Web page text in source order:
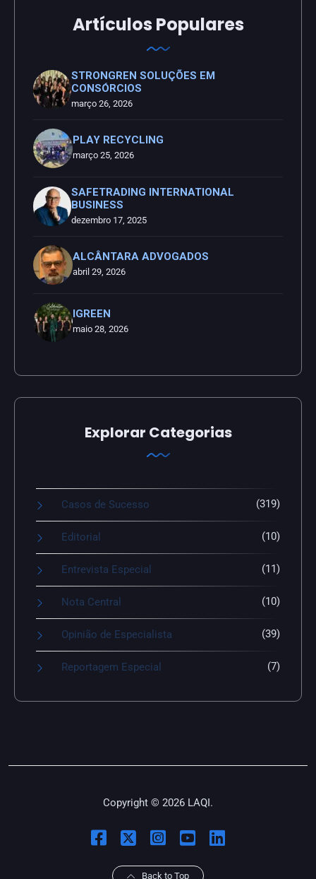
Artículos Populares
STRONGREN SOLUÇÕES EM
CONSÓRCIOS
março 26, 2026
PLAY RECYCLING
março 25, 2026
SAFETRADING INTERNATIONAL
BUSINESS
dezembro 17, 2025
ALCÂNTARA ADVOGADOS
abril 29, 2026
IGREEN
maio 28, 2026
Explorar Categorias
Casos de Sucesso (319)
Editorial (10)
Entrevista Especial (11)
Nota Central (10)
Opinião de Especialista (39)
Reportagem Especial (7)
Copyright © 2026 LAQI.
Back to Top